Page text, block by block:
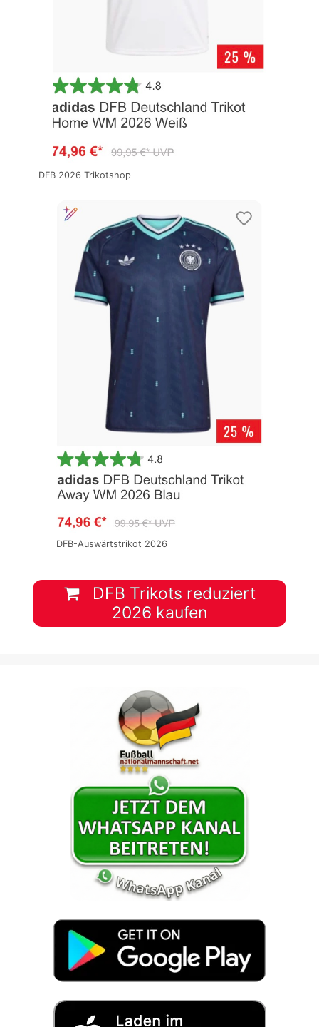
DFB 2026 Trikotshop
DFB-Auswärtstrikot 2026
DFB Trikots reduziert
2026 kaufen